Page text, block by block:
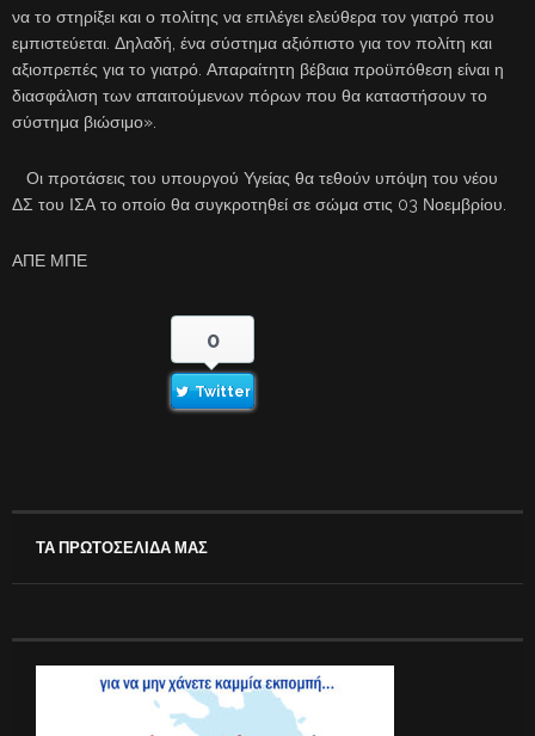
να το στηρίξει και ο πολίτης να επιλέγει ελεύθερα τον γιατρό που
εμπιστεύεται. Δηλαδή, ένα σύστημα αξιόπιστο για τον πολίτη και
αξιοπρεπές για το γιατρό. Απαραίτητη βέβαια προϋπόθεση είναι η
διασφάλιση των απαιτούμενων πόρων που θα καταστήσουν το
σύστημα βιώσιμο».
Οι προτάσεις του υπουργού Υγείας θα τεθούν υπόψη του νέου
ΔΣ του ΙΣΑ το οποίο θα συγκροτηθεί σε σώμα στις 03 Νοεμβρίου.
ΑΠΕ ΜΠΕ
0
Twitter
ΤΑ ΠΡΩΤΟΣΕΛΙΔΑ ΜΑΣ